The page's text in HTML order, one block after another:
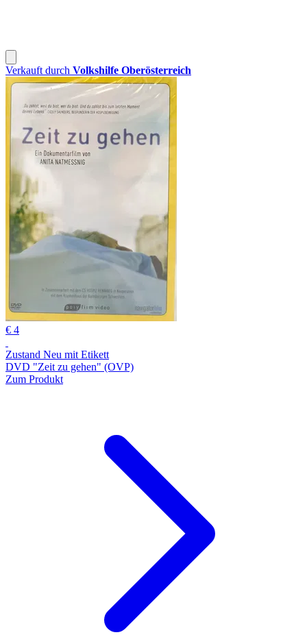
Verkauft durch Volkshilfe Oberösterreich
€ 4
Zustand Neu mit Etikett
DVD "Zeit zu gehen" (OVP)
Zum Produkt